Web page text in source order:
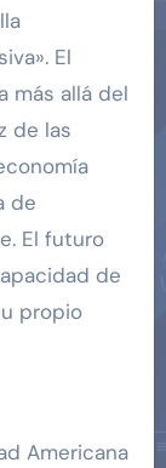
El
más allá del
de las
de
El futuro
de
propio
Americana